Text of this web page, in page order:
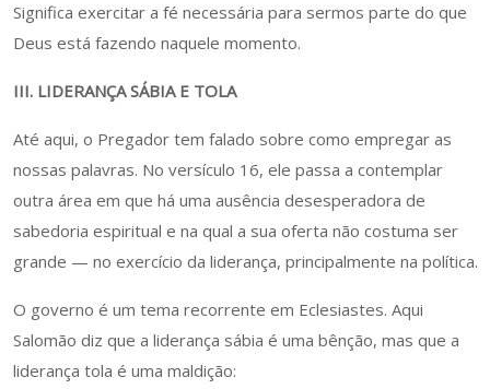
Significa exercitar a fé necessária para sermos parte do que
Deus está fazendo naquele momento.
III. LIDERANÇA SÁBIA E TOLA
Até aqui, o Pregador tem falado sobre como empregar as
nossas palavras. No versículo 16, ele passa a contemplar
outra área em que há uma ausência desesperadora de
sabedoria espiritual e na qual a sua oferta não costuma ser
grande — no exercício da liderança, principalmente na política.
O governo é um tema recorrente em Eclesiastes. Aqui
Salomão diz que a liderança sábia é uma bênção, mas que a
liderança tola é uma maldição: